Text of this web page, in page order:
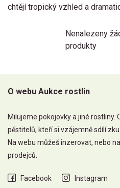
chtějí tropický vzhled a
Nenalezeny
produkty
O webu Aukce rostlin
Milujeme pokojovky a jiné
pěstitelů, kteří si vzájemně sdílí
Na webu můžeš inzerovat, nebo
prodejců.
Facebook Instagram